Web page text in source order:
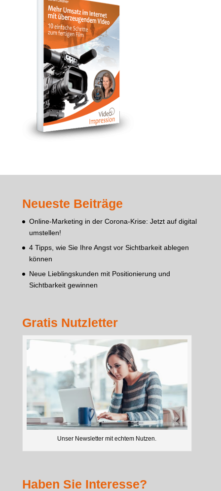
Neueste Beiträge
Online-Marketing in der Corona-Krise: Jetzt auf digital
umstellen!
4 Tipps, wie Sie Ihre Angst vor Sichtbarkeit ablegen
können
Neue Lieblingskunden mit Positionierung und
Sichtbarkeit gewinnen
Gratis Nutzletter
Unser Newsletter mit echtem Nutzen.
Haben Sie Interesse?